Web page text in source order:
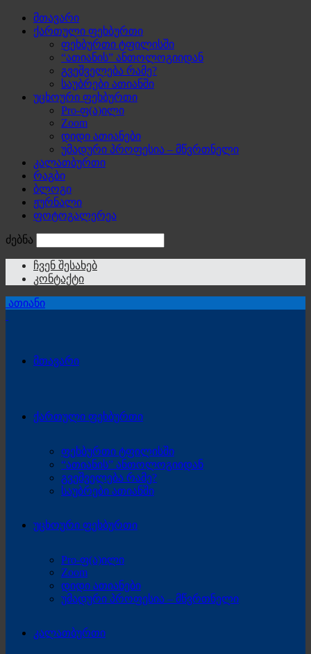
მთავარი
ქართული ფეხბურთი
ფეხბურთი ტფილისში
“ათიანის” ანთოლოგიიდან
გვეშველება რამე?
საუბრები ათიანში
უცხოური ფეხბურთი
Pro-ფ(ა)ილი
Zoom
დიდი ათიანები
უმადური პროფესია – მწვრთნელი
კალათბურთი
რაგბი
ბლოგი
ჟურნალი
ფოტოგალერეა
ძებნა
ჩვენ შესახებ
კონტაქტი
ათიანი
მთავარი
ქართული ფეხბურთი
ფეხბურთი ტფილისში
“ათიანის” ანთოლოგიიდან
გვეშველება რამე?
საუბრები ათიანში
უცხოური ფეხბურთი
Pro-ფ(ა)ილი
Zoom
დიდი ათიანები
უმადური პროფესია – მწვრთნელი
კალათბურთი